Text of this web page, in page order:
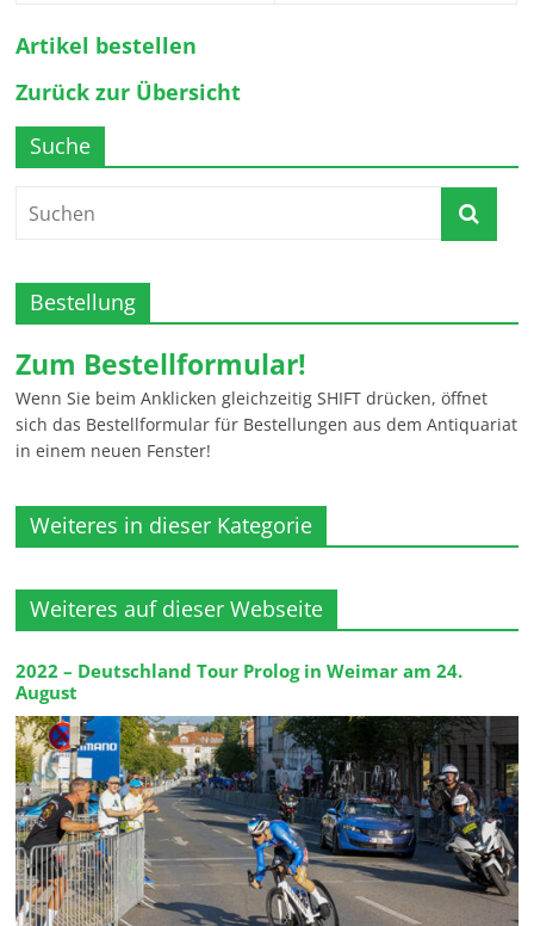
Artikel bestellen
Zurück zur Übersicht
Suche
Bestellung
Zum Bestellformular!
Wenn Sie beim Anklicken gleichzeitig SHIFT drücken, öffnet
sich das Bestellformular für Bestellungen aus dem Antiquariat
in einem neuen Fenster!
Weiteres in dieser Kategorie
Weiteres auf dieser Webseite
2022 – Deutschland Tour Prolog in Weimar am 24.
August